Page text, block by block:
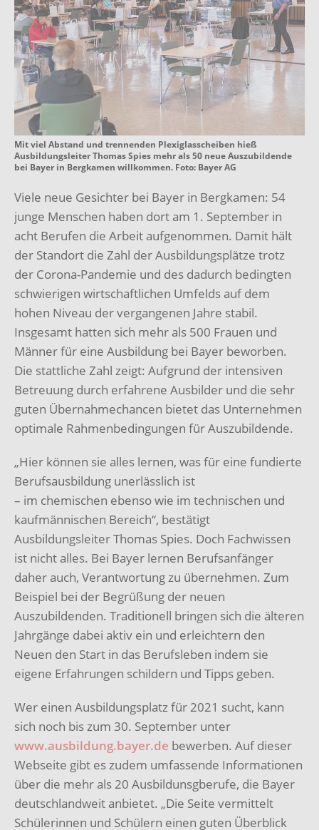
Mit viel Abstand und trennenden Plexiglasscheiben hieß
Ausbildungsleiter Thomas Spies mehr als 50 neue Auszubildende
bei Bayer in Bergkamen willkommen. Foto: Bayer AG
Viele neue Gesichter bei Bayer in Bergkamen: 54
junge Menschen haben dort am 1. September in
acht Berufen die Arbeit aufgenommen. Damit hält
der Standort die Zahl der Ausbildungsplätze trotz
der Corona-Pandemie und des dadurch bedingten
schwierigen wirtschaftlichen Umfelds auf dem
hohen Niveau der vergangenen Jahre stabil.
Insgesamt hatten sich mehr als 500 Frauen und
Männer für eine Ausbildung bei Bayer beworben.
Die stattliche Zahl zeigt: Aufgrund der intensiven
Betreuung durch erfahrene Ausbilder und die sehr
guten Übernahmechancen bietet das Unternehmen
optimale Rahmenbedingungen für Auszubildende.
„Hier können sie alles lernen, was für eine fundierte
Berufsausbildung unerlässlich ist
– im chemischen ebenso wie im technischen und
kaufmännischen Bereich“, bestätigt
Ausbildungsleiter Thomas Spies. Doch Fachwissen
ist nicht alles. Bei Bayer lernen Berufsanfänger
daher auch, Verantwortung zu übernehmen. Zum
Beispiel bei der Begrüßung der neuen
Auszubildenden. Traditionell bringen sich die älteren
Jahrgänge dabei aktiv ein und erleichtern den
Neuen den Start in das Berufsleben indem sie
eigene Erfahrungen schildern und Tipps geben.
Wer einen Ausbildungsplatz für 2021 sucht, kann
sich noch bis zum 30. September unter
www.ausbildung.bayer.de bewerben. Auf dieser
Webseite gibt es zudem umfassende Informationen
über die mehr als 20 Ausbildunsgberufe, die Bayer
deutschlandweit anbietet. „Die Seite vermittelt
Schülerinnen und Schülern einen guten Überblick